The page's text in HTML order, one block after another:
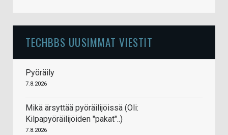
TECHBBS UUSIMMAT VIESTIT
Pyöräily
7.8.2026
Mikä ärsyttää pyöräilijöissä (Oli:
Kilpapyöräilijöiden "pakat"..)
7.8.2026